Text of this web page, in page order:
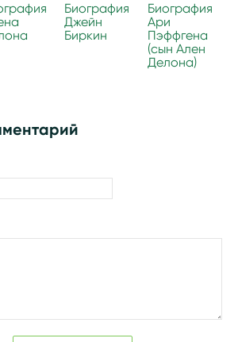
Биография
Джейн
Биркин
Биография
Ари
Пэффгена
(сын Ален
Делона)